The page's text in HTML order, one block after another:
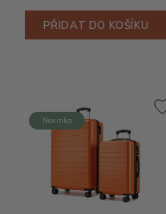
PŘIDAT DO KOŠÍKU
Novinka